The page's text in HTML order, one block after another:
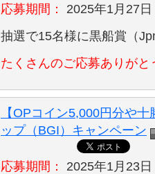
応募期間：
2025年1月27
抽選で15名様に黒船賞（
たくさんのご応募ありがと
【OPコイン5,000円分や
ップ（BGI）キャンペーン
応募期間：
2025年1月23